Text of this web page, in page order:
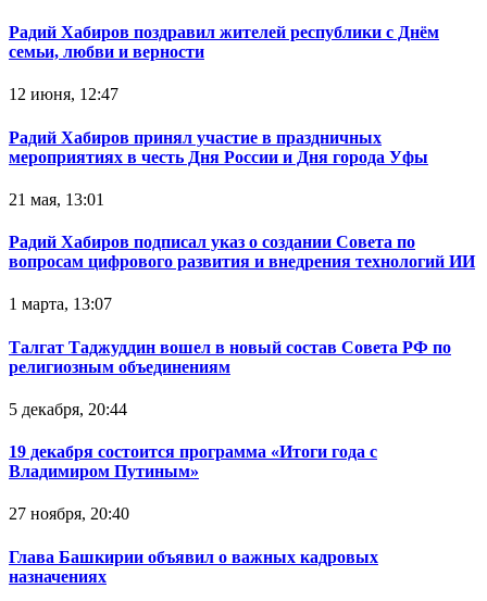
Радий Хабиров поздравил жителей республики с Днём
семьи, любви и верности
12 июня, 12:47
Радий Хабиров принял участие в праздничных
мероприятиях в честь Дня России и Дня города Уфы
21 мая, 13:01
Радий Хабиров подписал указ о создании Совета по
вопросам цифрового развития и внедрения технологий ИИ
1 марта, 13:07
Талгат Таджуддин вошел в новый состав Совета РФ по
религиозным объединениям
5 декабря, 20:44
19 декабря состоится программа «Итоги года с
Владимиром Путиным»
27 ноября, 20:40
Глава Башкирии объявил о важных кадровых
назначениях